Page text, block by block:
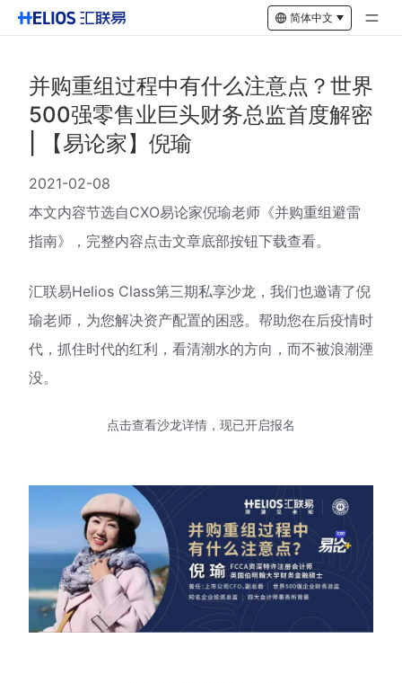
简体中文
并购重组过程中有什么注意点？世界
500强零售业巨头财务总监首度解密
| 【易论家】倪瑜
2021-02-08
本文内容节选自CXO易论家倪瑜老师《并购重组避雷
指南》，完整内容点击文章底部按钮下载查看。
汇联易Helios Class第三期私享沙龙，我们也邀请了倪
瑜老师，为您解决资产配置的困惑。帮助您在后疫情时
代，抓住时代的红利，看清潮水的方向，而不被浪潮湮
没。
点击查看沙龙详情，现已开启报名